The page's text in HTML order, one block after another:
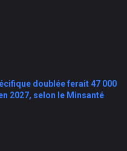
doublée ferait 47 000
2027, selon le Minsanté